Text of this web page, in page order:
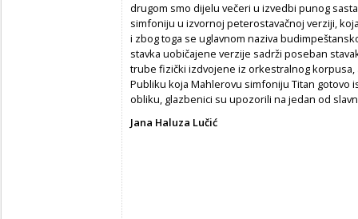
drugom smo dijelu večeri u izvedbi punog
simfoniju u izvornoj peterostavačnoj verziji,
i zbog toga se uglavnom naziva
stavka uobičajene verzije sadrži poseban
trube fizički izdvojene iz orkestralnog korpusa,
Publiku koja Mahlerovu simfoniju Titan gotovo
obliku, glazbenici su upozorili na jedan od
Jana Haluza Lučić